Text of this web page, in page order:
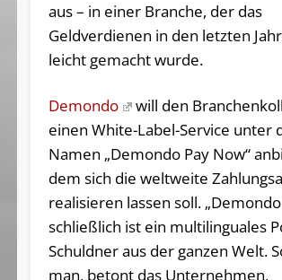
aus – in einer Branche, der das
Geldverdienen in den letzten
leicht gemacht wurde.
Demondo
will den
einen White-Label-Service unter
Namen „Demondo Pay Now“
dem sich die weltweite
realisieren lassen soll.
schließlich ist ein multilinguales
Schuldner aus der ganzen Welt.
man, betont das Unternehmen,